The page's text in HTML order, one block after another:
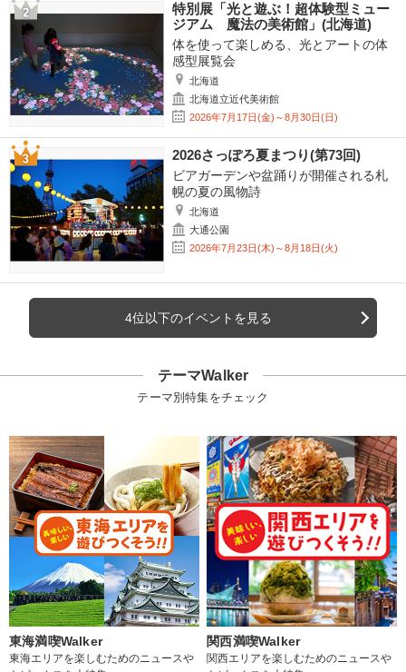
特別展「光と遊ぶ！超体験型ミュー
ジアム 魔法の美術館」(北海道)
体を使って楽しめる、光とアートの体
感型展覧会
北海道
北海道立近代美術館
2026年7月17日(金)～8月30日(日)
2026さっぽろ夏まつり(第73回)
ビアガーデンや盆踊りが開催される札
幌の夏の風物詩
北海道
大通公園
2026年7月23日(木)～8月18日(火)
4位以下のイベントを見る
テーマWalker
テーマ別特集をチェック
東海満喫Walker
東海エリアを楽しむためのニュースや
関西満喫Walker
関西エリアを楽しむためのニュースや